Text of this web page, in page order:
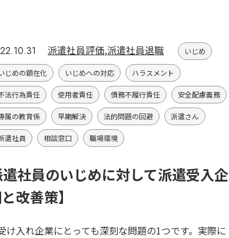
派遣社員評価,派遣社員退職 いじめ
じめの顕在化 いじめへの対応 ハラスメント
法行為責任 使用者責任 債務不履行責任 安全配慮義務
属の教育係 早期解決 法的問題の回避 派遣さん
遣社員 相談窓口 職場環境
社員のいじめに対して派遣受入企
改善策】
入れ企業にとっても深刻な問題の1つです。実際に